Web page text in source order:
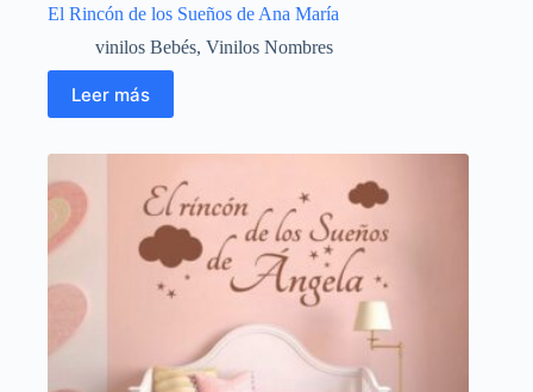
El Rincón de los Sueños de Ana María
vinilos Bebés, Vinilos Nombres
Leer más